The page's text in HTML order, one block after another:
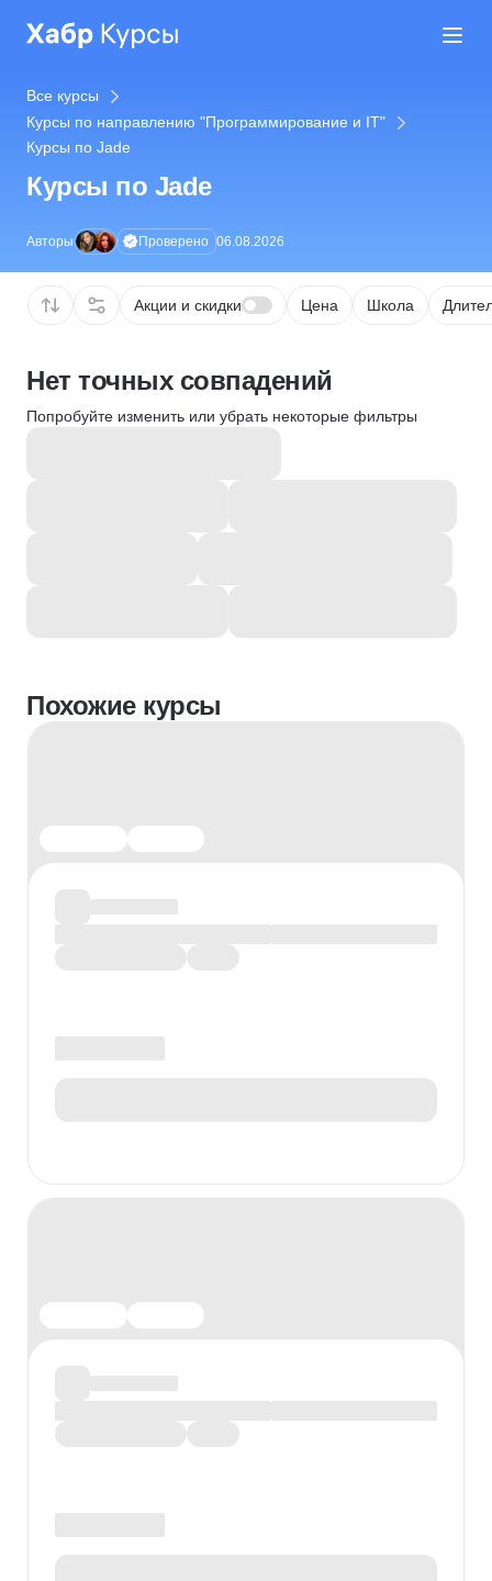
Все курсы
Курсы по направлению "Программирование и IT"
Курсы по Jade
Курсы по Jade
Авторы Проверено 06.08.2026
Акции и скидки Цена Школа
Нет точных совпадений
Попробуйте изменить или убрать некоторые фильтры
Похожие курсы